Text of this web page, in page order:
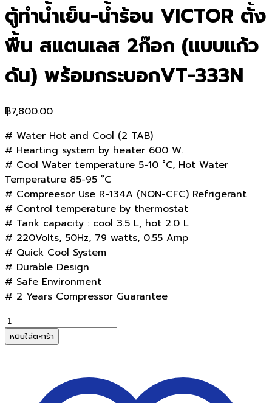
ตู้ทำน้ำเย็น-น้ำร้อน VICTOR ตั้ง
พื้น สแตนเลส 2ก๊อก (แบบแก้ว
ดัน) พร้อมกระบอกVT-333N
฿7,800.00
# Water Hot and Cool (2 TAB)
# Hearting system by heater 600 W.
# Cool Water temperature 5-10 ˚C, Hot Water
Temperature 85-95 ˚C
# Compreesor Use R-134A (NON-CFC) Refrigerant
# Control temperature by thermostat
# Tank capacity : cool 3.5 L, hot 2.0 L
# 220Volts, 50Hz, 79 watts, 0.55 Amp
# Quick Cool System
# Durable Design
# Safe Environment
# 2 Years Compressor Guarantee
จำนวน
ตู้
ทำ
หยิบใส่ตะกร้า